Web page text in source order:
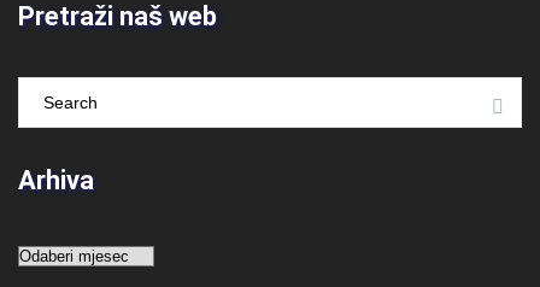
Pretraži naš web
Arhiva
Arhiva